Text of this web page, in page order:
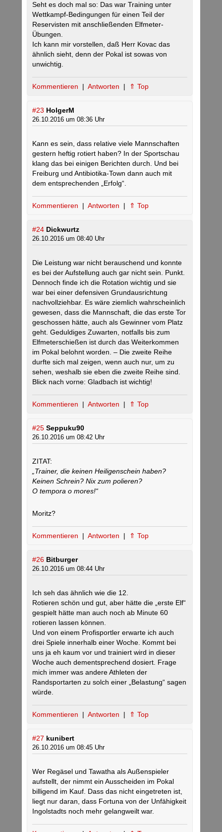
Seht es doch mal so: Das war Training unter
Wettkampf-Bedingungen für einen Teil der
Reservisten mit anschließenden Elfmeter-
Übungen.
Ich kann mir vorstellen, daß Herr Kovac das
ähnlich sieht, denn der Pokal ist sowas von
unwichtig.
Kommentieren | Antworten | ⇑ Top
#23 HolgerM
26.10.2016 um 08:36 Uhr
Kann es sein, dass relative viele Mannschaften
gestern heftig rotiert haben? In der Sportschau
klang das bei einigen Berichten durch. Und bei
Freiburg und Antibiotika-Town dann auch mit
dem entsprechenden „Erfolg“.
Kommentieren | Antworten | ⇑ Top
#24 Dickwurtz
26.10.2016 um 08:40 Uhr
Die Leistung war nicht berauschend und konnte
es bei der Aufstellung auch gar nicht sein. Punkt.
Dennoch finde ich die Rotation wichtig und sie
war bei einer defensiven Grundausrichtung
nachvollziehbar. Es wäre ziemlich wahrscheinlich
gewesen, dass die Mannschaft, die das erste Tor
geschossen hätte, auch als Gewinner vom Platz
geht. Geduldiges Zuwarten, notfalls bis zum
Elfmeterschießen ist durch das Weiterkommen
im Pokal belohnt worden. – Die zweite Reihe
durfte sich mal zeigen, wenn auch nur, um zu
sehen, weshalb sie eben die zweite Reihe sind.
Blick nach vorne: Gladbach ist wichtig!
Kommentieren | Antworten | ⇑ Top
#25 Seppuku90
26.10.2016 um 08:42 Uhr
ZITAT:
„Trainer, die keinen Heiligenschein haben?
Keinen Schrein? Nix zum polieren?
O tempora o mores!“
Moritz?
Kommentieren | Antworten | ⇑ Top
#26 Bitburger
26.10.2016 um 08:44 Uhr
Ich seh das ähnlich wie die 12.
Rotieren schön und gut, aber hätte die „erste Elf“
gespielt hätte man auch noch ab Minute 60
rotieren lassen können.
Und von einem Profisportler erwarte ich auch
drei Spiele innerhalb einer Woche. Kommt bei
uns ja eh kaum vor und trainiert wird in dieser
Woche auch dementsprechend dosiert. Frage
mich immer was andere Athleten der
Randsportarten zu solch einer „Belastung“ sagen
würde.
Kommentieren | Antworten | ⇑ Top
#27 kunibert
26.10.2016 um 08:45 Uhr
Wer Regäsel und Tawatha als Außenspieler
aufstellt, der nimmt ein Ausscheiden im Pokal
billigend im Kauf. Dass das nicht eingetreten ist,
liegt nur daran, dass Fortuna von der Unfähigkeit
Ingolstadts noch mehr gelangweilt war.